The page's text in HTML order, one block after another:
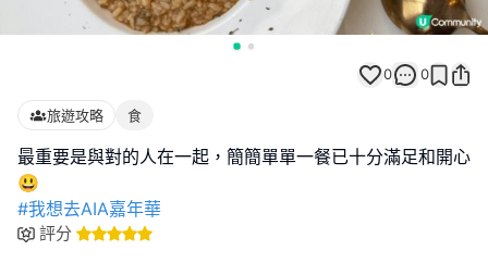
0 0
旅遊攻略 食
最重要是與對的人在一起，簡簡單單一餐已十分滿足和開心
#我想去AIA嘉年華
評分